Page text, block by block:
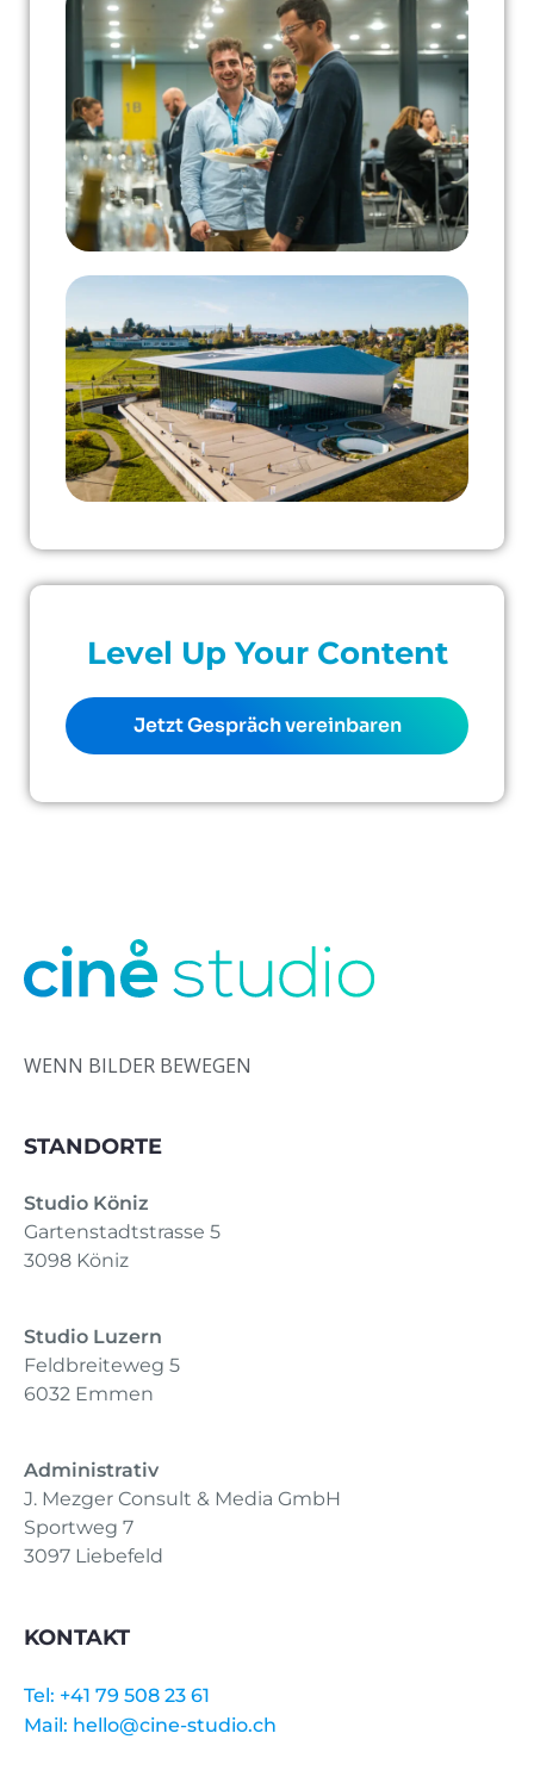
Level Up Your Content
Jetzt Gespräch vereinbaren
WENN BILDER BEWEGEN
STANDORTE
Studio Köniz
Gartenstadtstrasse 5
3098 Köniz
Studio Luzern
Feldbreiteweg 5
6032 Emmen
Administrativ
J. Mezger Consult & Media GmbH
Sportweg 7
3097 Liebefeld
KONTAKT
Tel: +41 79 508 23 61
Mail: hello@cine-studio.ch